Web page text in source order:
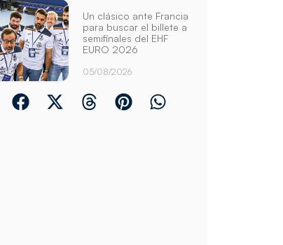
Un clásico ante Francia
para buscar el billete a
semifinales del EHF
EURO 2026
05/08/2026